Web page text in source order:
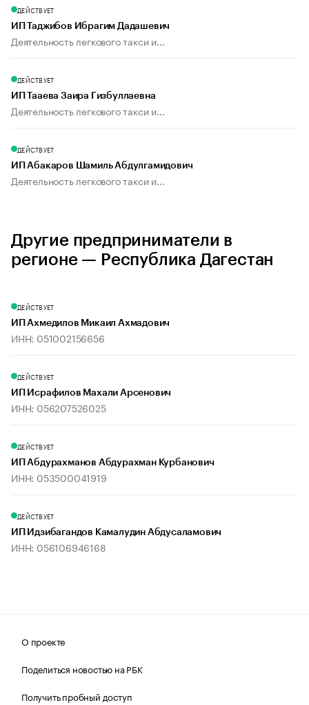
ДЕЙСТВУЕТ
ИП Таджибов Ибрагим Дадашевич
Деятельность легкового такси и...
ДЕЙСТВУЕТ
ИП Тааева Заира Гизбуллаевна
Деятельность легкового такси и...
ДЕЙСТВУЕТ
ИП Абакаров Шамиль Абдулгамидович
Деятельность легкового такси и...
Другие предприниматели в
регионе — Республика Дагестан
ДЕЙСТВУЕТ
ИП Ахмедилов Микаил Ахмадович
ИНН: 051002156656
ДЕЙСТВУЕТ
ИП Исрафилов Махали Арсенович
ИНН: 056207526025
ДЕЙСТВУЕТ
ИП Абдурахманов Абдурахман Курбанович
ИНН: 053500041919
ДЕЙСТВУЕТ
ИП Идзибагандов Камалудин Абдусаламович
ИНН: 056106946168
О проекте
Поделиться новостью на РБК
Получить пробный доступ